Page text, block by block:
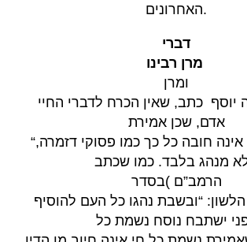
האחרונים.
דברי
ומרן
יוסף כתב, שאין הכרח לדברי החיי
אדם, שכן אמירת
“נשמת כל חי” אינה חובה כל כך כמו פסוקי דזמרה,
מנהג בלבד. כמו שכתב
הרמב”ם(בסדר
“ובשבת נהגו כל העם להוסיף
ישתבח נוסח נשמת כל